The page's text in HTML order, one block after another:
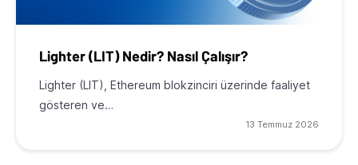
Lighter (LIT) Nedir? Nasıl Çalışır?
Lighter (LIT), Ethereum blokzinciri üzerinde faaliyet
gösteren ve…
13 Temmuz 2026